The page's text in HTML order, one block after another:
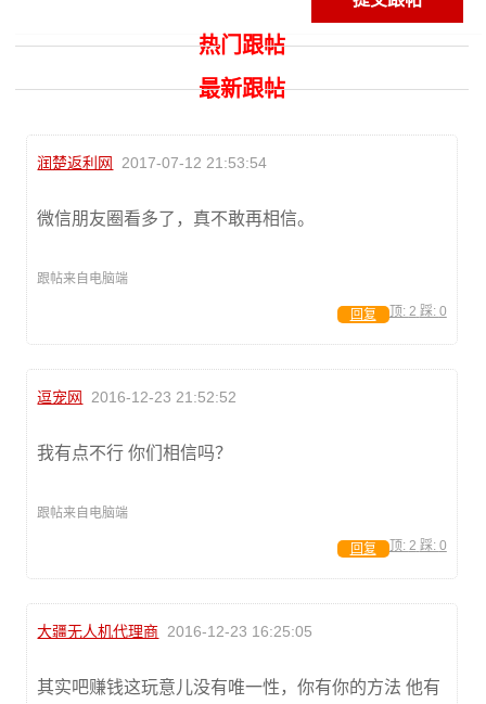
热门跟帖
最新跟帖
润楚返利网 2017-07-12 21:53:54
微信朋友圈看多了，真不敢再相信。
跟帖来自电脑端
顶: 2 踩: 0
回复
逗宠网 2016-12-23 21:52:52
我有点不行 你们相信吗？
跟帖来自电脑端
顶: 2 踩: 0
回复
大疆无人机代理商 2016-12-23 16:25:05
其实吧赚钱这玩意儿没有唯一性，你有你的方法 他有